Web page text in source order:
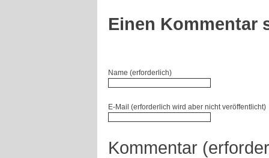
Einen Kommentar
Name (erforderlich)
E-Mail (erforderlich wird aber nicht veröffentlicht)
Kommentar